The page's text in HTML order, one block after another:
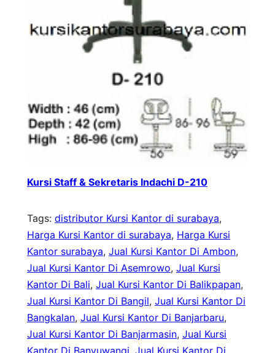
Kursi Staff & Sekretaris Indachi D-210
Tags: distributor Kursi Kantor di surabaya
Harga Kursi Kantor di surabaya, Harga Kursi
Kantor surabaya, Jual Kursi Kantor Di Ambon
Jual Kursi Kantor Di Asemrowo, Jual Kursi
Kantor Di Bali, Jual Kursi Kantor Di Balikpapan
Jual Kursi Kantor Di Bangil, Jual Kursi Kantor Di
Bangkalan, Jual Kursi Kantor Di Banjarbaru
Jual Kursi Kantor Di Banjarmasin, Jual Kursi
Kantor Di Banyuwangi Jual Kursi Kantor Di